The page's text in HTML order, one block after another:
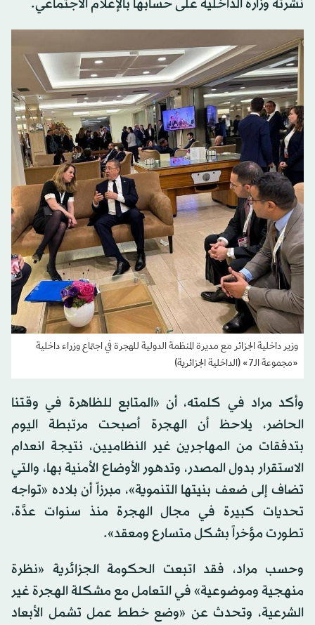
نشرته وزارة الداخلية على حسابها بالإعلام الاجتماعي.
وزير داخلية الجزائر مع مديرة المنظمة الدولية للهجرة في اجتماع وزراء داخلية
«مجموعة الـ7» (الداخلية الجزائرية)
وأكد مراد في كلمته، أن «المتابع للظاهرة في وقتنا
الحاضر، يلاحظ أن الهجرة أصبحت مرتبطة اليوم
بتدفقات من المهاجرين غير النظاميين، نتيجة انعدام
الاستقرار بدول المصدر، وتدهور الأوضاع الأمنية بها، والتي
تضاف إلى ضعف بنيتها التنموية»، مبرزاً أن بلاده «تواجه
تحديات كبيرة في مجال الهجرة منذ سنوات عدَّة،
تطورت مؤخراً بشكل متسارع ومعقد».
وحسب مراد، فقد اتبعت الحكومة الجزائرية «نظرة
منهجية وموضوعية» في التعامل مع مشكلة الهجرة غير
الشرعية، وتحدث عن «وضع خطط عمل تشمل الأبعاد